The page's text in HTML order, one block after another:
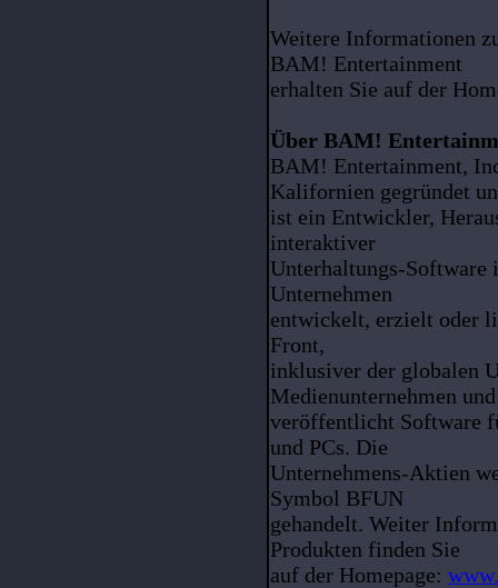
Weitere Informationen
BAM! Entertainment
erhalten Sie auf der
Über BAM!
BAM! Entertainment,
Kalifornien gegründet
ist ein Entwickler,
interaktiver
Unterhaltungs-Software
Unternehmen
entwickelt, erzielt oder
Front,
inklusiver der globalen
Medienunternehmen und
veröffentlicht Software
und PCs. Die
Unternehmens-Aktien
Symbol BFUN
gehandelt. Weiter
Produkten finden Sie
auf der Homepage: